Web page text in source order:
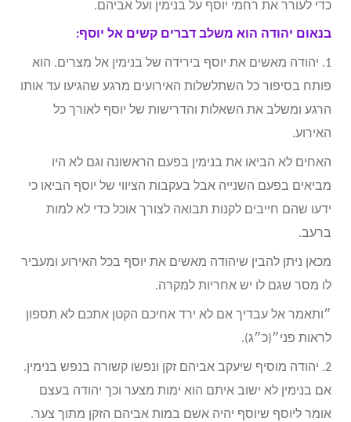
כדי לעורר את רחמי יוסף על בנימין ועל אביהם.
בנאום יהודה הוא משלב דברים קשים אל יוסף:
1. יהודה מאשים את יוסף בירידה של בנימין אל מצרים. הוא
פותח בסיפור כל השתלשלות האירועים מרגע שהגיעו עד אותו
הרגע ומשלב את השאלות והדרישות של יוסף לאורך כל
האירוע.
האחים לא הביאו את בנימין בפעם הראשונה וגם לא היו
מביאים בפעם השנייה אבל בעקבות הציווי של יוסף הביאו כי
ידעו שהם חייבים לקנות תבואה לצורך אוכל כדי לא למות
ברעב.
מכאן ניתן להבין שיהודה מאשים את יוסף בכל האירוע ומעביר
לו מסר שגם לו יש אחריות למקרה.
״ותאמר אל עבדיך אם לא ירד אחיכם הקטן אתכם לא תספון
לראות פני״(כ״ג).
2. יהודה מוסיף שיעקב אביהם זקן ונפשו קשורה בנפש בנימין.
אם בנימין לא ישוב איתם הוא ימות מצער וכך יהודה בעצם
אומר ליוסף שיוסף יהיה אשם במות אביהם הזקן מתוך צער.